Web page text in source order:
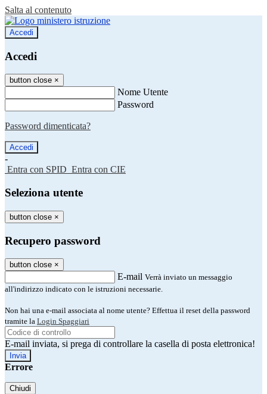
Salta al contenuto
Accedi
Accedi
button close ×
Nome Utente
Password
Password dimenticata?
-
Entra con SPID Entra con CIE
Seleziona utente
button close ×
Recupero password
button close ×
E-mail Verrà inviato un messaggio
all'indirizzo indicato con le istruzioni necessarie.
Non hai una e-mail associata al nome utente? Effettua il reset della password
tramite la Login Spaggiari
E-mail inviata, si prega di controllare la casella di posta elettronica!
Errore
Chiudi